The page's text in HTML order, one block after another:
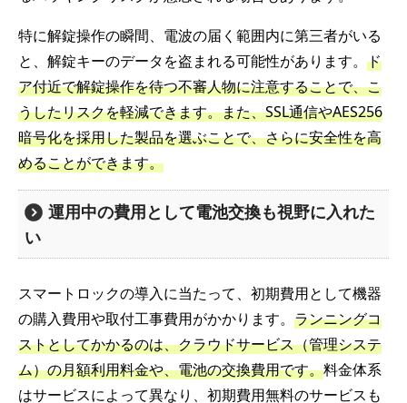
特に解錠操作の瞬間、電波の届く範囲内に第三者がいる
と、解錠キーのデータを盗まれる可能性があります。 ド
ア付近で解錠操作を待つ不審人物に注意することで、こ
うしたリスクを軽減できます。また、SSL通信やAES256
暗号化を採用した製品を選ぶことで、さらに安全性を高
めることができます。
運用中の費用として電池交換も視野に入れた
い
スマートロックの導入に当たって、初期費用として機器
の購入費用や取付工事費用がかかります。 ランニングコ
ストとしてかかるのは、クラウドサービス（管理システ
ム）の月額利用料金や、電池の交換費用です。料金体系
はサービスによって異なり、初期費用無料のサービスも